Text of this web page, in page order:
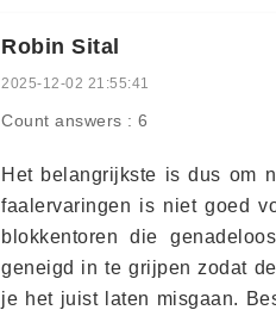
Robin Sital
2025-12-02 21:55:41
Count answers : 6
Het belangrijkste is dus om
faalervaringen is niet goed
blokkentoren die
geneigd in te grijpen zodat
je het juist laten misgaan.